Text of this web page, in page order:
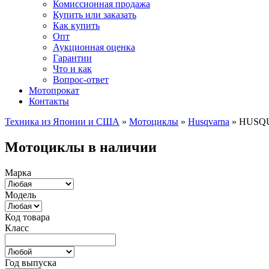
Комиссионная продажа
Купить или заказать
Как купить
Опт
Аукционная оценка
Гарантии
Что и как
Вопрос-ответ
Мотопрокат
Контакты
Техника из Японии и США » Мотоциклы » Husqvarna »
Мотоциклы в наличии
Марка
Модель
Код товара
Класс
Год выпуска